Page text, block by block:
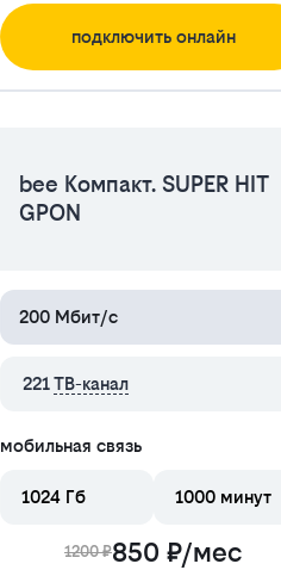
подключить онлайн
bee Компакт. SUPER HIT
GPON
200 Мбит/с
221 ТВ-канал
мобильная связь
1024 Гб 1000 минут
1200 ₽850 ₽/мес